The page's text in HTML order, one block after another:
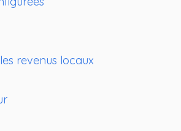
revenus locaux